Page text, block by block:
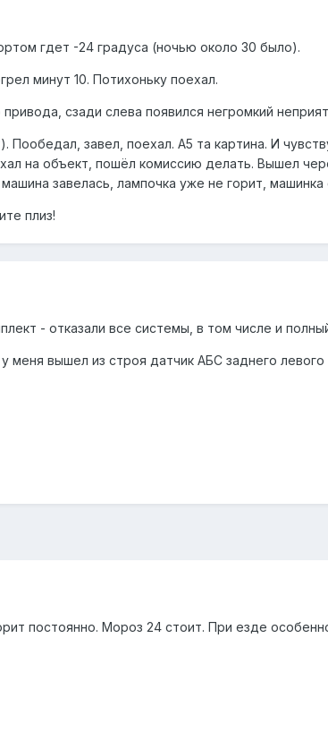
гдет -24 градуса (ночью около 30 было).
минут 10. Потихоньку поехал.
сзади слева появился негромкий
завел, поехал. А5 та картина. И
на объект, пошёл комиссию делать. Вышел
завелась, лампочка уже не горит,
плиз!
- отказали все системы, в том числе и
меня вышел из строя датчик АБС заднего
постоянно. Мороз 24 стоит. При езде